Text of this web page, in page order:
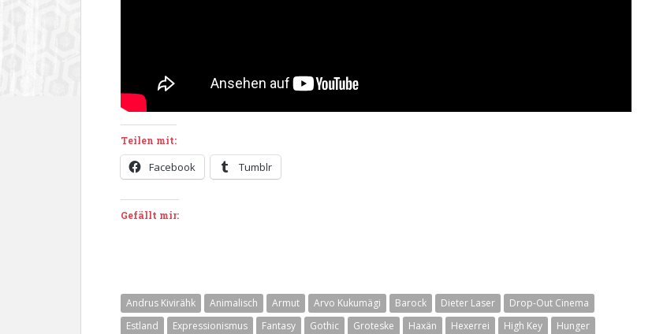
Teilen mit:
Facebook Tumblr
Gefällt mir:
Andrus Kivirähk Animalisch Armut Arvo Kukumägi Barock Dieter Laser
Drop-Out Cinema
Estland
Expressionismus Fantasy Gothic Groteske Haxän Hexerrei High Key
Hunger